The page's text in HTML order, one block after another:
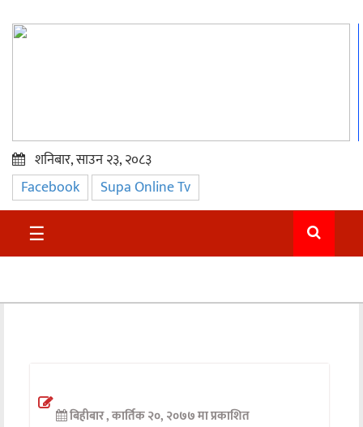
प्रमुख
समाचार
सुदुर
अन्तर्वार्ता
शनिबार, साउन २३, २०८३
Facebook Supa Online Tv
☰
बिहीबार , कार्तिक २०, २०७७ मा प्रकाशित